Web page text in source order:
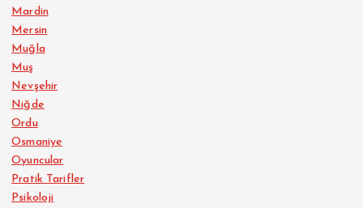
Mardin
Mersin
Muğla
Muş
Nevşehir
Niğde
Ordu
Osmaniye
Oyuncular
Pratik Tarifler
Psikoloji